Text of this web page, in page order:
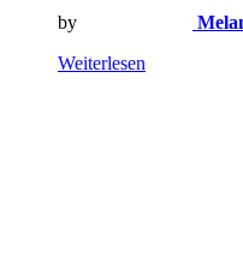
by
Weiterlesen